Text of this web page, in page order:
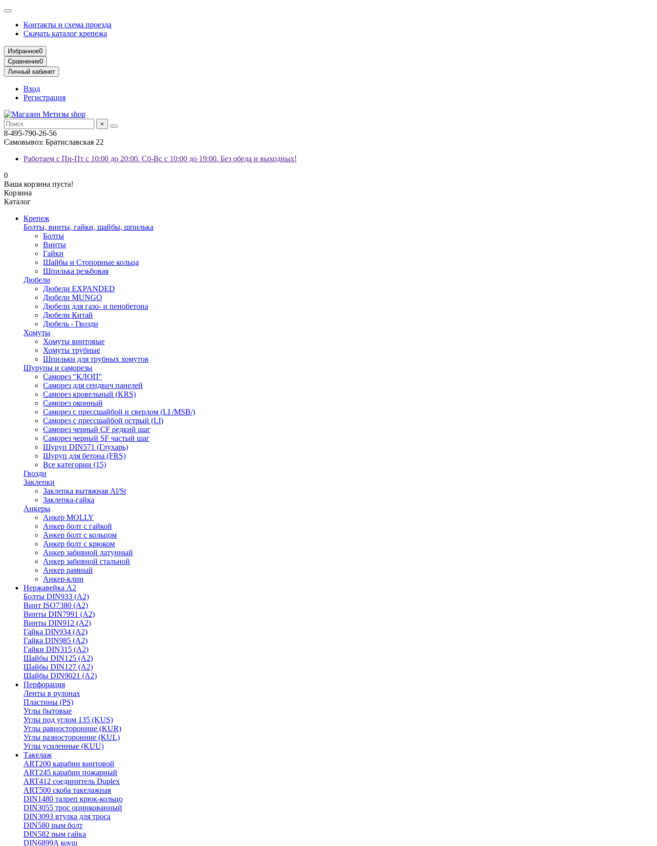
Контакты и схема проезда
Скачать каталог крепежа
Избранное0
Сравнение0
Личный кабинет
Вход
Регистрация
×
8-495-790-26-56
Самовывоз: Братиславская 22
Работаем с Пн-Пт с 10:00 до 20:00. Сб-Вс с 10:00 до 19:00. Без обеда и выходных!
0
Ваша корзина пуста!
Корзина
Каталог
Крепеж
Болты, винты, гайки, шайбы, шпилька
Болты
Винты
Гайки
Шайбы и Стопорные кольца
Шпилька резьбовая
Дюбели
Дюбели EXPANDED
Дюбели MUNGO
Дюбели для газо- и пенобетона
Дюбели Китай
Дюбель - Гвозди
Хомуты
Хомуты винтовые
Хомуты трубные
Шпильки для трубных хомутов
Шурупы и саморезы
Саморез "КЛОП"
Саморез для сендвич панелей
Саморез кровельный (KRS)
Саморез оконный
Саморез с прессшайбой и сверлом (LI /MSB/)
Саморез с прессшайбой острый (LI)
Саморез черный CF редкий шаг
Саморез черный SF частый шаг
Шуруп DIN571 (Глухарь)
Шуруп для бетона (FRS)
Все категории (15)
Гвозди
Заклепки
Заклепка вытяжная Al/St
Заклепка-гайка
Анкеры
Анкер MOLLY
Анкер болт с гайкой
Анкер болт с кольцом
Анкер болт с крюком
Анкер забивной латунный
Анкер забивной стальной
Анкер рамный
Анкер-клин
Нержавейка А2
Болты DIN933 (A2)
Винт ISO7380 (A2)
Винты DIN7991 (A2)
Винты DIN912 (A2)
Гайка DIN934 (A2)
Гайка DIN985 (A2)
Гайки DIN315 (A2)
Шайбы DIN125 (A2)
Шайбы DIN127 (A2)
Шайбы DIN9021 (A2)
Перфорация
Ленты в рулонах
Пластины (PS)
Углы бытовые
Углы под углом 135 (KUS)
Углы равносторонние (KUR)
Углы разносторонние (KUL)
Углы усиленные (KUU)
Такелаж
ART200 карабин винтовой
ART245 карабин пожарный
ART412 соединитель Duplex
ART500 скоба такелажная
DIN1480 талреп крюк-кольцо
DIN3055 трос оцинкованный
DIN3093 втулка для троса
DIN580 рым болт
DIN582 рым гайка
DIN6899A коуш